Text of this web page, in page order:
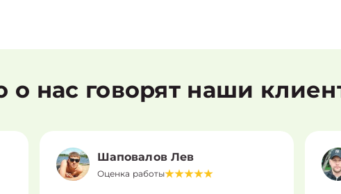
о нас говорят наши
Шаповалов Лев
Оценка работы